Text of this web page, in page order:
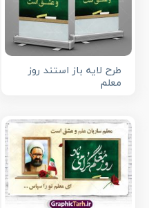
طرح لایه باز استند روز
معلم